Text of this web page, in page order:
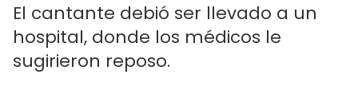
El cantante debió ser llevado a un
hospital, donde los médicos le
sugirieron reposo.